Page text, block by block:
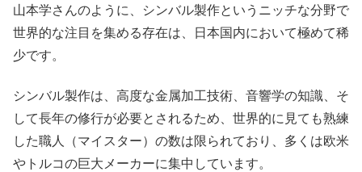
山本学さんのように、シンバル製作というニッチな分野で
世界的な注目を集める存在は、日本国内において極めて稀
少です。
シンバル製作は、高度な金属加工技術、音響学の知識、そ
して長年の修行が必要とされるため、世界的に見ても熟練
した職人（マイスター）の数は限られており、多くは欧米
やトルコの巨大メーカーに集中しています。